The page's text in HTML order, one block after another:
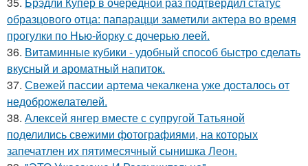
образцового отца: папарацци заметили актера во время
прогулки по Нью-йорку с дочерью леей.
36. Витаминные кубики - удобный способ быстро сделать
вкусный и ароматный напиток.
37. Свежей пассии артема чекалкена уже досталось от
недоброжелателей.
38. Алексей янгер вместе с супругой Татьяной
поделились свежими фотографиями, на которых
запечатлен их пятимесячный сынишка Леон.